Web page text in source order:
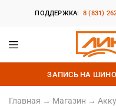
ПОДДЕРЖКА: 8 (831)
Линарис
Продажа
шин,
дисков
и
ЗАПИСЬ НА
Главная → Магазин →